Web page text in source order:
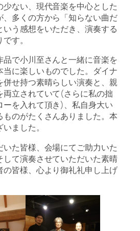
ない、現代音楽を中心とした
、多くの方から「知らない曲だ
いう感想をいただき、演奏する
す。
で小川至さんと一緒に音楽を
に楽しいものでした。ダイナ
併せ持つ素晴らしい演奏と、親
両立されていて(さらに私の拙
ーを入れて頂き)、私自身大い
ものがたくさんありました。本
ました。
た皆様、会場にてご助力いた
して演奏させていただいた素晴
の皆様、心より御礼礼申し上げ